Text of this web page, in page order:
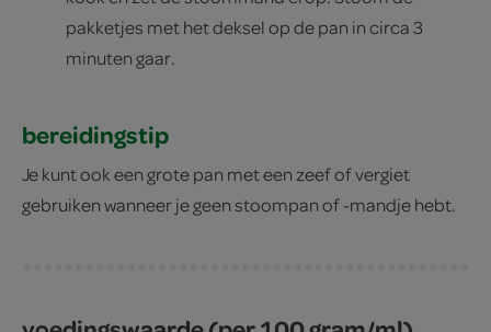
pakketjes met het deksel op de pan in circa 3
minuten gaar.
bereidingstip
Je kunt ook een grote pan met een zeef of vergiet
gebruiken wanneer je geen stoompan of -mandje hebt.